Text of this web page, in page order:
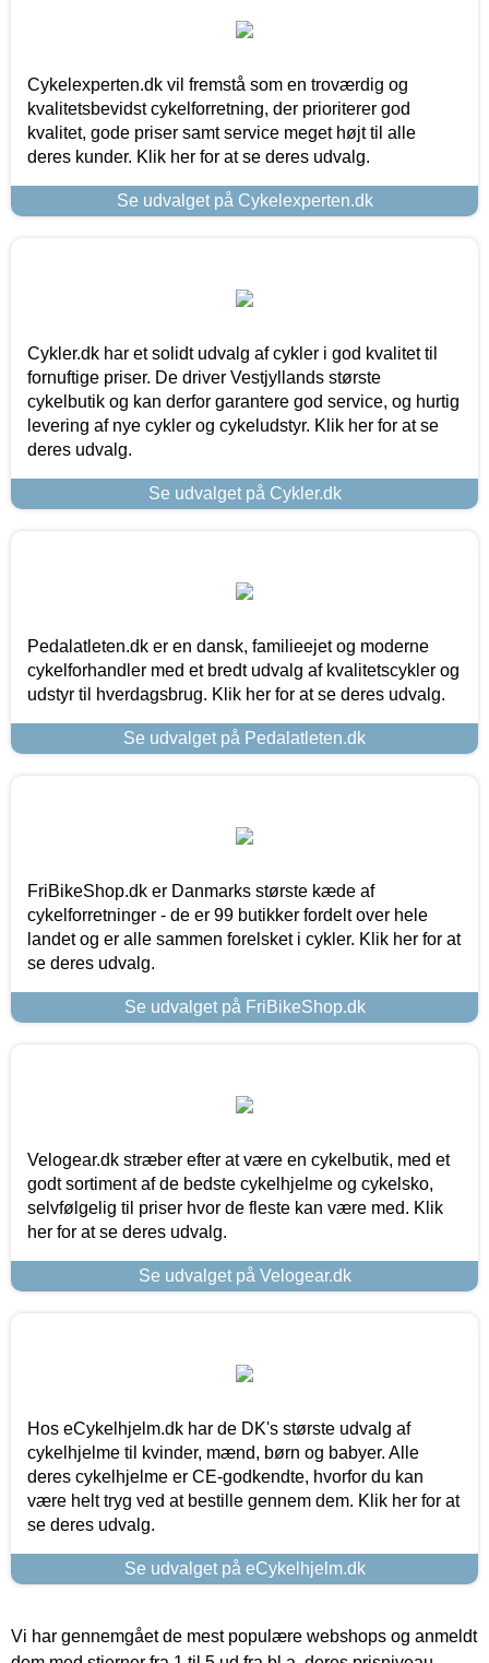
Cykelexperten.dk vil fremstå som en troværdig og
kvalitetsbevidst cykelforretning, der prioriterer god
kvalitet, gode priser samt service meget højt til alle
deres kunder. Klik her for at se deres udvalg.
Se udvalget på Cykelexperten.dk
Cykler.dk har et solidt udvalg af cykler i god kvalitet til
fornuftige priser. De driver Vestjyllands største
cykelbutik og kan derfor garantere god service, og hurtig
levering af nye cykler og cykeludstyr. Klik her for at se
deres udvalg.
Se udvalget på Cykler.dk
Pedalatleten.dk er en dansk, familieejet og moderne
cykelforhandler med et bredt udvalg af kvalitetscykler og
udstyr til hverdagsbrug. Klik her for at se deres udvalg.
Se udvalget på Pedalatleten.dk
FriBikeShop.dk er Danmarks største kæde af
cykelforretninger - de er 99 butikker fordelt over hele
landet og er alle sammen forelsket i cykler. Klik her for at
se deres udvalg.
Se udvalget på FriBikeShop.dk
Velogear.dk stræber efter at være en cykelbutik, med et
godt sortiment af de bedste cykelhjelme og cykelsko,
selvfølgelig til priser hvor de fleste kan være med. Klik
her for at se deres udvalg.
Se udvalget på Velogear.dk
Hos eCykelhjelm.dk har de DK's største udvalg af
cykelhjelme til kvinder, mænd, børn og babyer. Alle
deres cykelhjelme er CE-godkendte, hvorfor du kan
være helt tryg ved at bestille gennem dem. Klik her for at
se deres udvalg.
Se udvalget på eCykelhjelm.dk
Vi har gennemgået de mest populære webshops og anmeldt